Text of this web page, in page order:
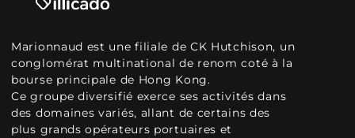
Marionnaud est une filiale de CK Hutchison, un
conglomérat multinational de renom coté à la
bourse principale de Hong Kong.
Ce groupe diversifié exerce ses activités dans
des domaines variés, allant de certains des
plus grands opérateurs portuaires et